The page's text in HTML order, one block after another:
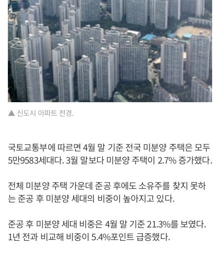
▲ 신도시 아파트 전경.
국토교통부에 따르면 4월 말 기준 전국 미분양 주택은 모두
5만9583세대다. 3월 말보다 미분양 주택이 2.7% 증가했다.
전체 미분양 주택 가운데 준공 후에도 소유주를 찾지 못하
는 준공 후 미분양 세대의 비중이 높아지고 있다.
준공 후 미분양 세대 비중은 4월 말 기준 21.3%를 보였다.
1년 전과 비교해 비중이 5.4%포인트 급증했다.